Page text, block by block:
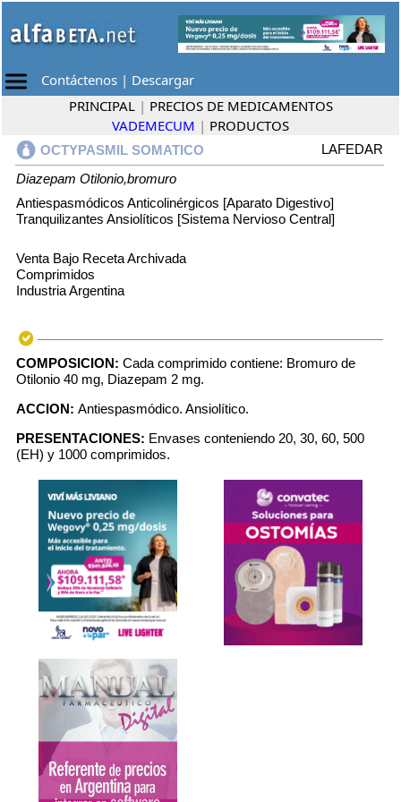
Contáctenos | Descargar
PRINCIPAL | PRECIOS DE MEDICAMENTOS
VADEMECUM | PRODUCTOS
OCTYPASMIL SOMATICO
LAFEDAR
Diazepam Otilonio,bromuro
Antiespasmódicos Anticolinérgicos [Aparato Digestivo]
Tranquilizantes Ansiolíticos [Sistema Nervioso Central]
Venta Bajo Receta Archivada
Comprimidos
Industria Argentina
COMPOSICION: Cada comprimido contiene: Bromuro de
Otilonio 40 mg, Diazepam 2 mg.
ACCION: Antiespasmódico. Ansiolítico.
PRESENTACIONES: Envases conteniendo 20, 30, 60, 500
(EH) y 1000 comprimidos.